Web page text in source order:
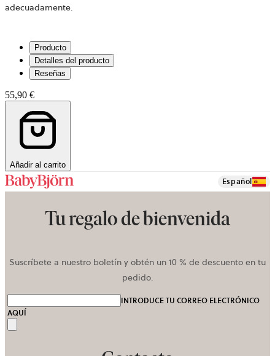
adecuadamente.
Producto
Detalles del producto
Reseñas
55,90 €
Añadir al carrito
Español
Tu regalo de bienvenida
Suscríbete a nuestro boletín y obtén un 10 % de descuento en tu
pedido.
INTRODUCE TU CORREO ELECTRÓNICO
AQUÍ